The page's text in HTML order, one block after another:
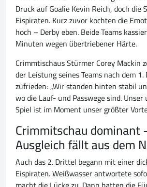
Druck auf Goalie Kevin Reich, doch
Eispiraten. Kurz zuvor kochten die
hoch – Derby eben. Beide Teams
Minuten wegen übertriebener Härte.
Crimmtischaus Stürmer Corey Mackin
der Leistung seines Teams nach dem
zufrieden: „Wir standen hinten stabil
wo die Lauf- und Passwege sind.
Spiel ist im Moment unser größter
Crimmitschau dominant
Ausgleich fällt aus dem
Auch das 2. Drittel begann mit einer
Eispiraten. Weißwasser antwortete